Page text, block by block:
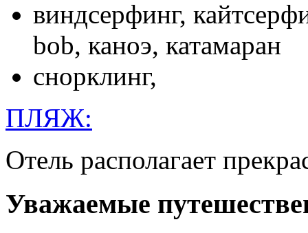
винд­сер­финг,
bob, ка­ноэ, ка­тама­ран
снорк­линг,
ПЛЯЖ:
Отель рас­по­лага­ет
Уважаемые